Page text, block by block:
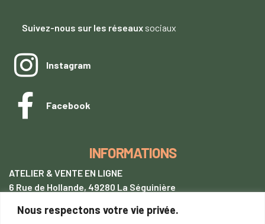
Nous respectons votre vie privée.
Suivez-nous sur les réseaux sociaux
Instagram
Facebook
INFORMATIONS
ATELIER & VENTE EN LIGNE
6 Rue de Hollande, 49280 La Séguinière
+33 (0)7 62 28 54 94